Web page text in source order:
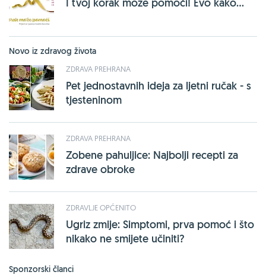
Novo iz zdravog života
ZDRAVA PREHRANA
Pet jednostavnih ideja za ljetni ručak - s
tjesteninom
ZDRAVA PREHRANA
Zobene pahuljice: Najbolji recepti za
zdrave obroke
ZDRAVLJE OPĆENITO
Ugriz zmije: Simptomi, prva pomoć i što
nikako ne smijete učiniti?
Sponzorski članci